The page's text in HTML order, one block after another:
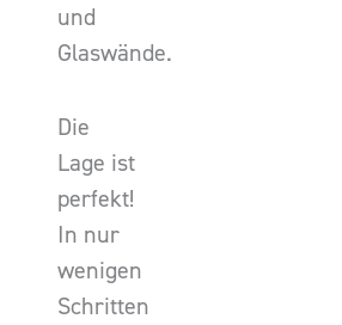
und
Glaswände.
Die
Lage ist
perfekt!
In nur
wenigen
Schritten